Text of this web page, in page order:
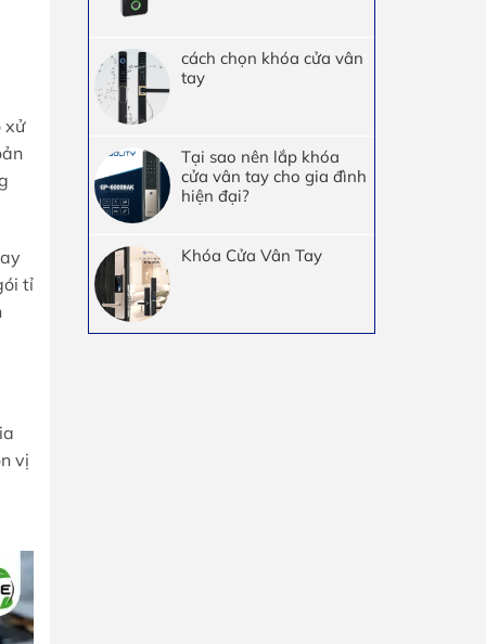
xử
tỉ
vị
cách chọn khóa cửa vân
tay
Tại sao nên lắp khóa
cửa vân tay cho gia đình
hiện đại?
Khóa Cửa Vân Tay